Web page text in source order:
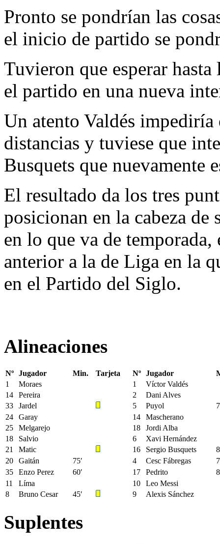
Pronto se pondrían las
el inicio de partido se
Tuvieron que esperar
el partido en una nueva
Un atento Valdés impediría
distancias y tuviese que
Busquets que nuevamente
El resultado da los tres
posicionan en la cabeza
en lo que va de
anterior a la de Liga en la
en el Partido del Siglo.
Alineaciones
Nº Jugador Min. Tarjeta Nº Jugador
1
Moraes 1
Víctor Valdés
14
Pereira 2
Dani Alves
33
Jardel 5 Puyol
24
Garay 14
Mascherano
25
Melgarejo 18
Jordi Alba
18
Salvio 6
Xavi Hernández
21
Matic 16 Sergio Busquets
20
Gaitán 75′ 4 Cesc Fábregas
35
Enzo Perez 60′ 17 Pedrito
11
Líma 10
Leo Messi
8
Bruno Cesar 45′ 9 Alexis Sánchez
Suplentes